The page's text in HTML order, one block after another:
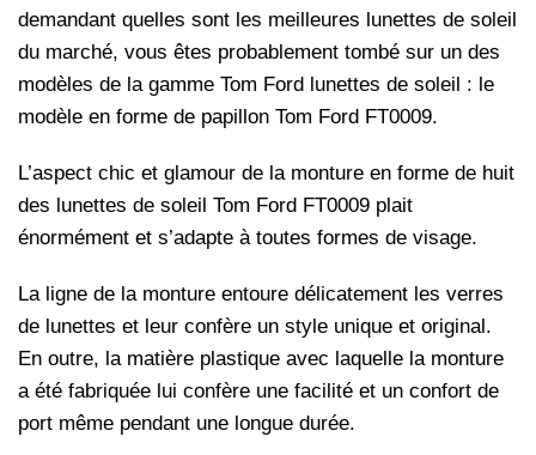
demandant quelles sont les meilleures lunettes de soleil
du marché, vous êtes probablement tombé sur un des
modèles de la gamme Tom Ford lunettes de soleil : le
modèle en forme de papillon Tom Ford FT0009.
L’aspect chic et glamour de la monture en forme de huit
des lunettes de soleil Tom Ford FT0009 plait
énormément et s’adapte à toutes formes de visage.
La ligne de la monture entoure délicatement les verres
de lunettes et leur confère un style unique et original.
En outre, la matière plastique avec laquelle la monture
a été fabriquée lui confère une facilité et un confort de
port même pendant une longue durée.